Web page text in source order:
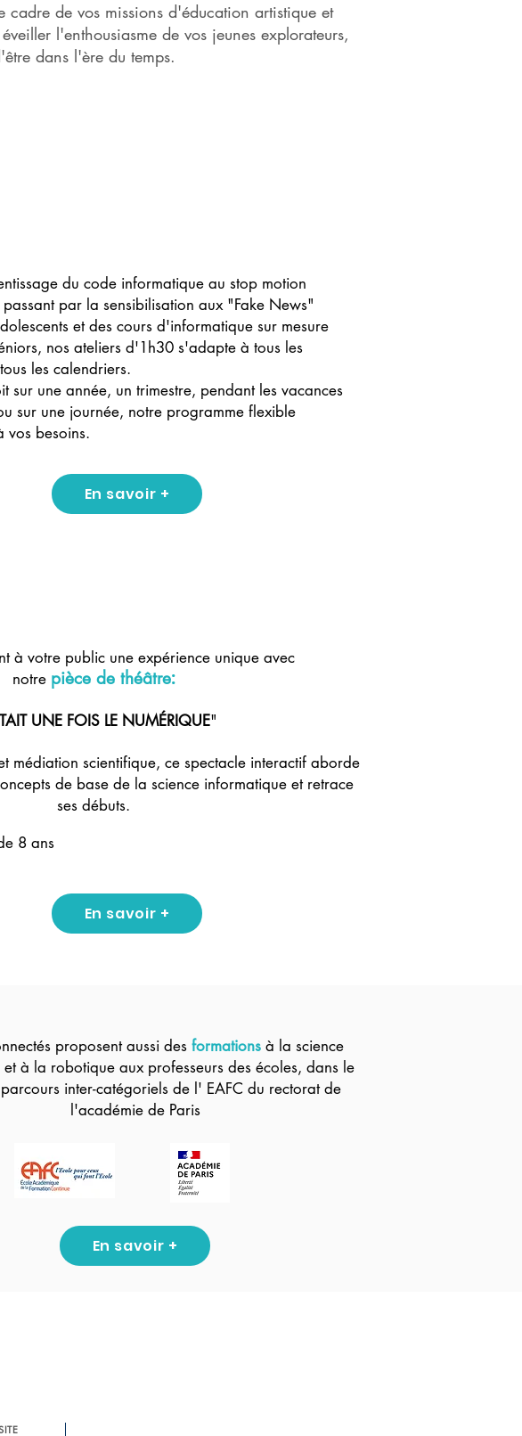
cadre de vos missions d'éducation artistique et
l'enthousiasme de vos jeunes explorateurs,
dans l'ère du temps.
du code informatique au stop motion
par la sensibilisation aux "Fake News"
et des cours d'informatique sur mesure
nos ateliers d'1h30 s'adapte à tous les
les calendriers.
sur une année, un trimestre, pendant les vacances
sur une journée, notre programme flexible
vos besoins.
En savoir +
à votre public une expérience unique avec
notre pièce de théâtre:
UNE FOIS LE NUMÉRIQUE"
médiation scientifique, ce spectacle interactif aborde
de base de la science informatique et retrace
ses débuts.
8 ans
En savoir +
proposent aussi des formationsà la science
à la robotique aux professeurs des écoles, dans le
inter-catégoriels de l' EAFC du rectorat de
l'académie de Paris
En savoir +